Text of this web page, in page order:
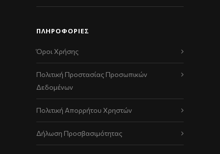
ΠΛΗΡΟΦΟΡΙΕΣ
Όροι Χρήσης
Πολιτική Προστασίας Προσωπικών
Δεδομένων
Πολιτική Απορρήτου Χρηστών
Δήλωση Προσβασιμότητας